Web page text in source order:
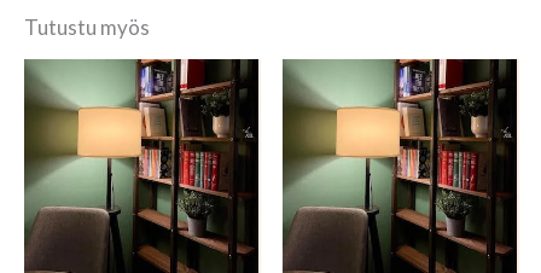
Sinun on
kirjoittaa arvioinnin.
Tutustu myös